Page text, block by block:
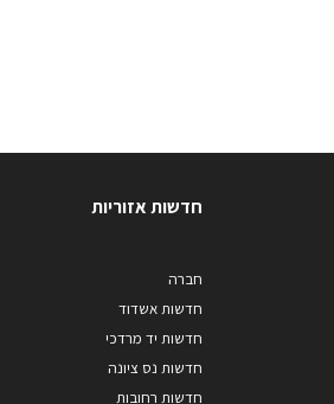
חדשות אזוריות
חברה
חדשות אשדוד
חדשות יד מרדכי
חדשות נס ציונה
חדשות רחובות